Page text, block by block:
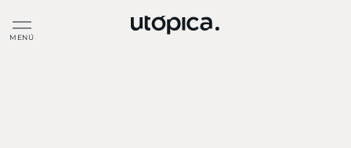
al contenido